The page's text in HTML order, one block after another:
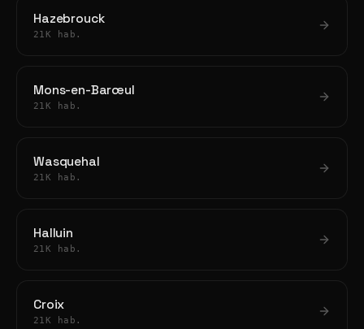
Hazebrouck
21K hab.
Mons-en-Barœul
21K hab.
Wasquehal
21K hab.
Halluin
21K hab.
Croix
21K hab.